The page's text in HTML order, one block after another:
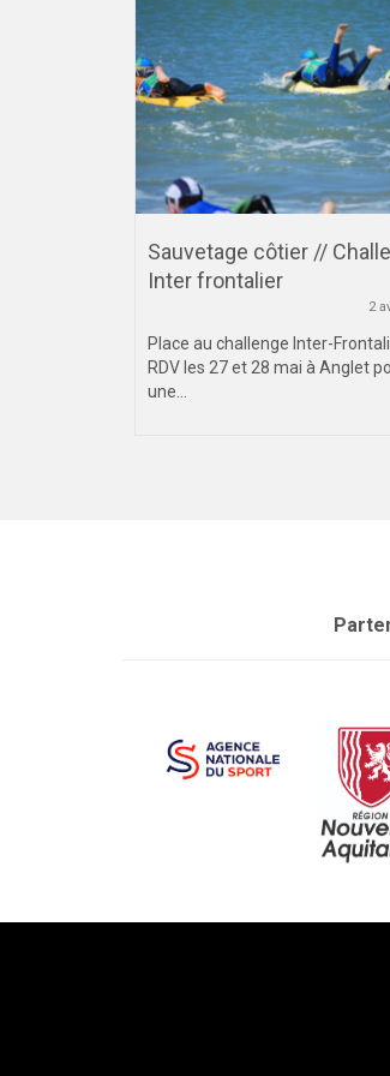
Sauvetage côtier //
Inter frontalier
2
Place au challenge Inter-
RDV les 27 et 28 mai à Anglet
une...